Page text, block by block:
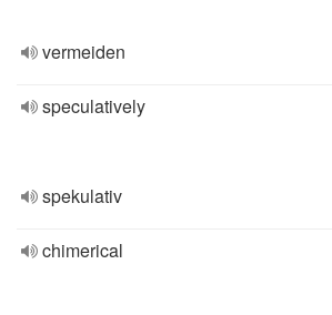
vermeiden
speculatively
spekulativ
chimerical